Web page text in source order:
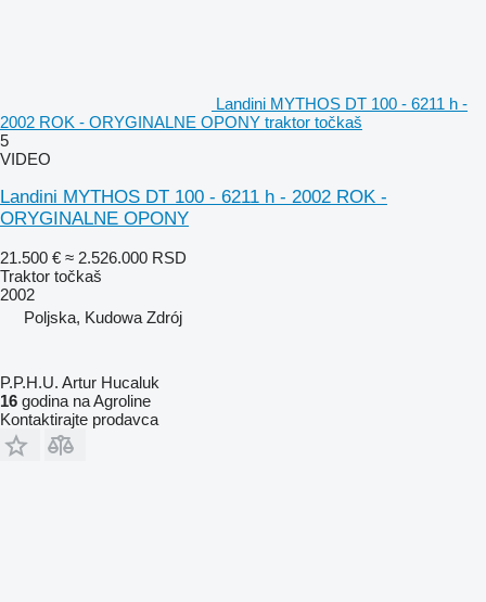
Landini MYTHOS DT 100 - 6211 h -
2002 ROK - ORYGINALNE OPONY traktor točkaš
5
VIDEO
Landini MYTHOS DT 100 - 6211 h - 2002 ROK -
ORYGINALNE OPONY
21.500 € ≈ 2.526.000 RSD
Traktor točkaš
2002
Poljska, Kudowa Zdrój
P.P.H.U. Artur Hucaluk
16 godina na Agroline
Kontaktirajte prodavca